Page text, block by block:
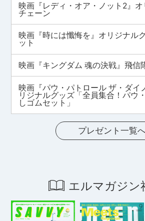
映画『レディ・オア・ノット2』
チェーン
映画『時には懺悔を』オリジナル
ット
映画『キングダム 魂の決戦』飛信
映画『パウ・パトロール ザ・ダイ
リジナルグッズ「全員集合！パウ
しゴムセット」
プレゼント一覧
エルマガジン